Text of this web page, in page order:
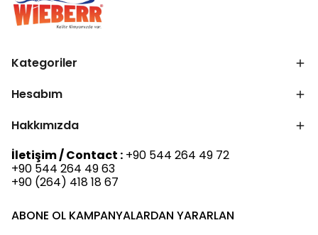
Kategoriler
Hesabım
Hakkımızda
İletişim / Contact : +90 544 264 49 72
+90 544 264 49 63
+90 (264) 418 18 67
ABONE OL KAMPANYALARDAN YARARLAN